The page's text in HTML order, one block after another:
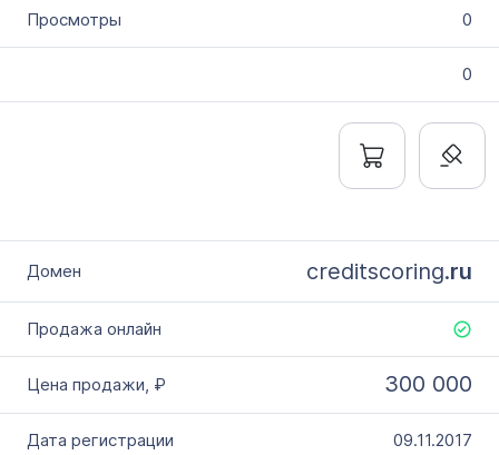
0
0
creditscoring.ru
300 000
09.11.2017